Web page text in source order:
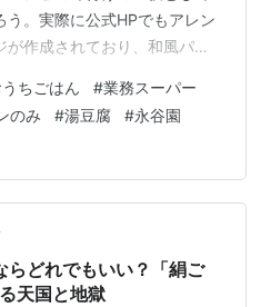
。実際に公式HPでもアレン
作成されており、和風パス
この松茸の味お吸いものの味
シピとして湯豆腐を選んで
で温めた豆腐をポン酢や醤
豆腐の味の決め手は出汁と言
れば、松茸の風味が凄いと名
ポテンシャルを存分に…
ちごはん #業務スーパー
のみ #湯豆腐 #永谷園
らどれでもいい？「絹ご
天国と地獄